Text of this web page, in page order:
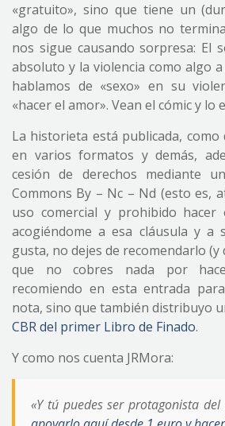
«gratuito», sino que tiene un
algo de lo que muchos no
nos sigue causando sorpresa: El
absoluto y la violencia como algo
hablamos de «sexo» en su
«hacer el amor». Vean el cómic y lo
La historieta está publicada, como
en varios formatos y demás,
cesión de derechos mediante
Commons By – Nc – Nd (esto es,
uso comercial y prohibido hacer
acogiéndome a esa cláusula y a
gusta, no dejes de recomendarlo
que no cobres nada por
recomiendo en esta entrada
nota, sino que también distribuyo
CBR del primer Libro de Finado.
Y como nos cuenta JRMora:
«Y tú puedes ser protagonista